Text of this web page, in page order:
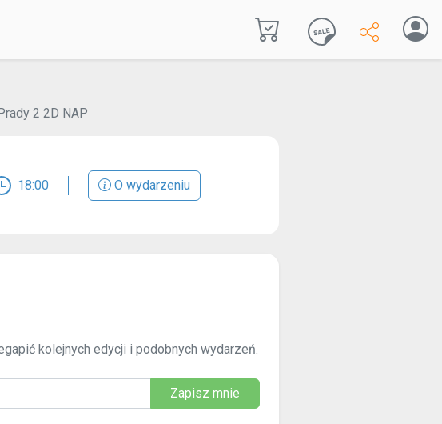
2 2D NAP
18:00 O wydarzeniu
kolejnych edycji i podobnych wydarzeń.
Zapisz mnie